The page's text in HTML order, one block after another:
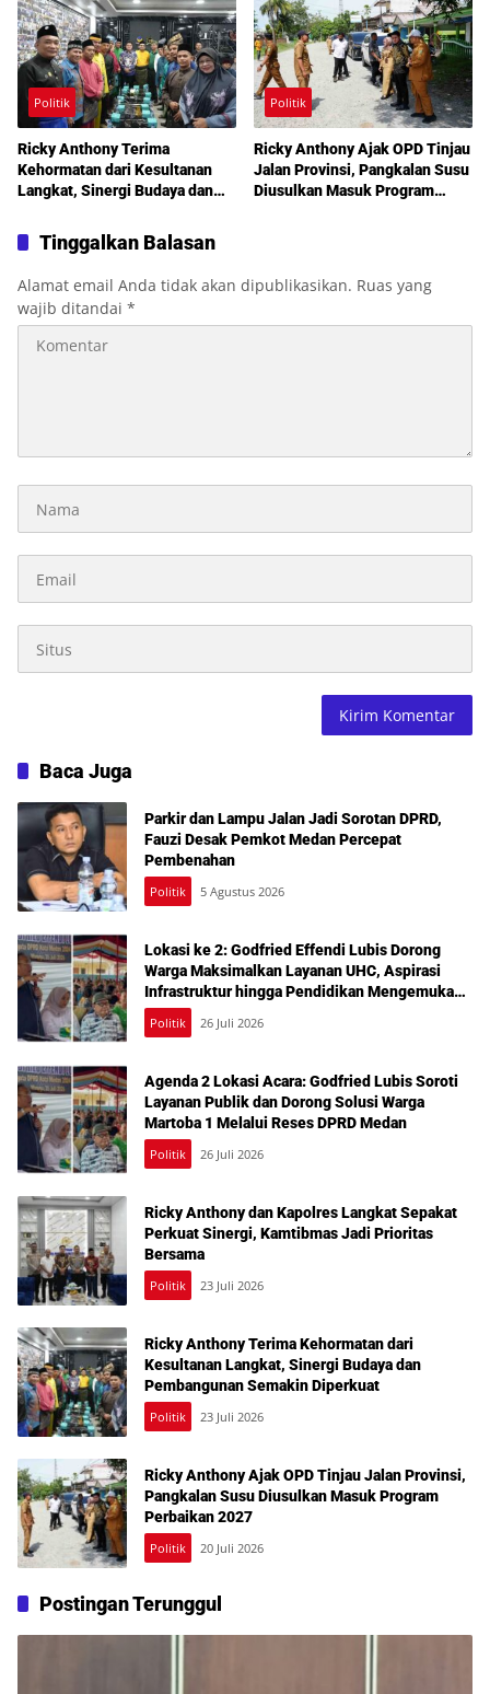
Politik
Ricky Anthony Terima
Kehormatan dari Kesultanan
Langkat, Sinergi Budaya dan
Diperkuat
Politik
Ricky Anthony Ajak OPD Tinjau
Jalan Provinsi, Pangkalan Susu
Diusulkan Masuk Program
Tinggalkan Balasan
Alamat email Anda tidak akan dipublikasikan. Ruas yang
wajib ditandai *
Baca Juga
Parkir dan Lampu Jalan Jadi Sorotan DPRD,
Fauzi Desak Pemkot Medan Percepat
Pembenahan
Politik 5 Agustus 2026
Lokasi ke 2: Godfried Effendi Lubis Dorong
Warga Maksimalkan Layanan UHC, Aspirasi
Infrastruktur hingga Pendidikan Mengemuka
dalam Reses Medan Amplas
Politik 26 Juli 2026
Agenda 2 Lokasi Acara: Godfried Lubis Soroti
Layanan Publik dan Dorong Solusi Warga
Martoba 1 Melalui Reses DPRD Medan
Politik 26 Juli 2026
Ricky Anthony dan Kapolres Langkat Sepakat
Perkuat Sinergi, Kamtibmas Jadi Prioritas
Bersama
Politik 23 Juli 2026
Ricky Anthony Terima Kehormatan dari
Kesultanan Langkat, Sinergi Budaya dan
Pembangunan Semakin Diperkuat
Politik 23 Juli 2026
Ricky Anthony Ajak OPD Tinjau Jalan Provinsi,
Pangkalan Susu Diusulkan Masuk Program
Perbaikan 2027
Politik 20 Juli 2026
Postingan Terunggul